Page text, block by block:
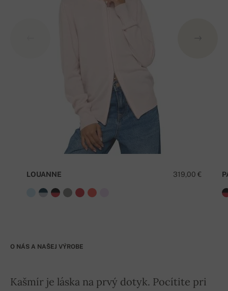
319,00 €
LOUANNE
O NÁS A NAŠEJ VÝROBE
Kašmír je láska na prvý dotyk. Pocítite pri